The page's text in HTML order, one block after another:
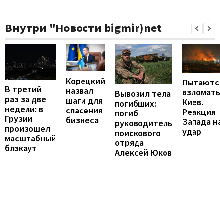
Внутри "Новости bigmir)net
В третий
раз за две
недели: в
Грузии
произошел
масштабный
блэкаут
Корецкий
назвал
шаги для
спасения
бизнеса
Вывозил тела
погибших:
погиб
руководитель
поискового
отряда
Алексей Юков
взломать
Киев.
Реакция
Запада
удар